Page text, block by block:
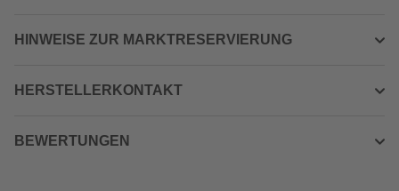
HINWEISE ZUR MARKTRESERVIERUNG
HERSTELLERKONTAKT
BEWERTUNGEN